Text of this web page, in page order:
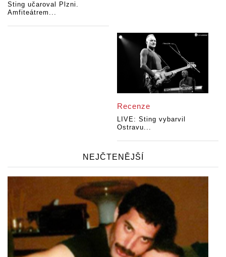
Sting učaroval Plzni.
Amfiteátrem...
Recenze
LIVE: Sting vybarvil
Ostravu...
NEJČTENĚJŠÍ